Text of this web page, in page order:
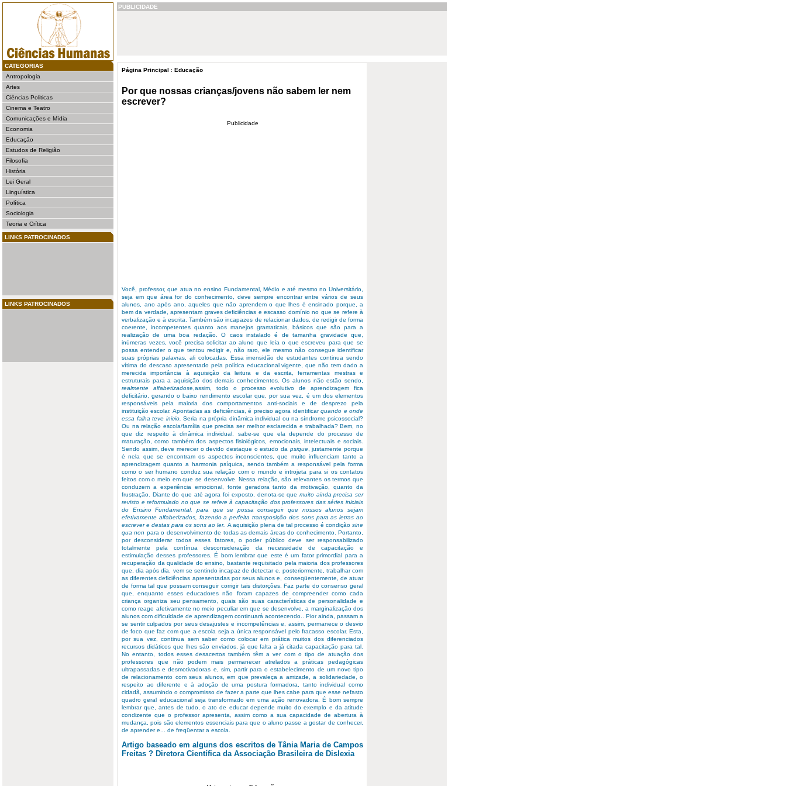
CATEGORIAS
Antropologia
Artes
Ciências Politicas
Cinema e Teatro
Comunicações e Mídia
Economia
Educação
Estudos de Religião
Filosofia
História
Lei Geral
Linguística
Política
Sociologia
Teoria e Crítica
LINKS PATROCINADOS
LINKS PATROCINADOS
PUBLICIDADE
Página Principal : Educação
Por que nossas crianças/jovens não sabem ler nem
escrever?
Publicidade
Você, professor, que atua no ensino Fundamental, Médio e até mesmo no Universitário,
seja em que área for do conhecimento, deve sempre encontrar entre vários de seus
alunos, ano após ano, aqueles que não aprendem o que lhes é ensinado porque, a
bem da verdade, apresentam graves deficiências e escasso domínio no que se refere à
verbalização e à escrita. Também são incapazes de relacionar dados, de redigir de forma
coerente, incompetentes quanto aos manejos gramaticais, básicos que são para a
realização de uma boa redação. O caos instalado é de tamanha gravidade que,
inúmeras vezes, você precisa solicitar ao aluno que leia o que escreveu para que se
possa entender o que tentou redigir e, não raro, ele mesmo não consegue identificar
suas próprias palavras, ali colocadas. Essa imensidão de estudantes continua sendo
vítima do descaso apresentado pela política educacional vigente, que não tem dado a
merecida importância à aquisição da leitura e da escrita, ferramentas mestras e
estruturais para a aquisição dos demais conhecimentos. Os alunos não estão sendo,
realmente alfabetizadose,assim, todo o processo evolutivo de aprendizagem fica
deficitário, gerando o baixo rendimento escolar que, por sua vez, é um dos elementos
responsáveis pela maioria dos comportamentos anti-sociais e de desprezo pela
instituição escolar. Apontadas as deficiências, é preciso agora identificarquando e onde
essa falha teve inicio. Seria na própria dinâmica individual ou na síndrome psicossocial?
Ou na relação escola/família que precisa ser melhor esclarecida e trabalhada? Bem, no
que diz respeito à dinâmica individual, sabe-se que ela depende do processo de
maturação, como também dos aspectos fisiológicos, emocionais, intelectuais e sociais.
Sendo assim, deve merecer o devido destaque o estudo da psique, justamente porque
é nela que se encontram os aspectos inconscientes, que muito influenciam tanto a
aprendizagem quanto a harmonia psíquica, sendo também a responsável pela forma
como o ser humano conduz sua relação com o mundo e introjeta para si os contatos
feitos com o meio em que se desenvolve. Nessa relação, são relevantes os termos que
conduzem a experiência emocional, fonte geradora tanto da motivação, quanto da
frustração. Diante do que até agora foi exposto, denota-se que muito ainda precisa ser
revisto e reformulado no que se refere à capacitação dos professores das séries iniciais
do Ensino Fundamental, para que se possa conseguir que nossos alunos sejam
efetivamente alfabetizados, fazendo a perfeita transposição dos sons para as letras ao
escrever e destas para os sons ao ler. A aquisição plena de tal processo é condição sine
qua non para o desenvolvimento de todas as demais áreas do conhecimento. Portanto,
por desconsiderar todos esses fatores, o poder público deve ser responsabilizado
totalmente pela contínua desconsideração da necessidade de capacitação e
estimulação desses professores. É bom lembrar que este é um fator primordial para a
recuperação da qualidade do ensino, bastante requisitado pela maioria dos professores
que, dia após dia, vem se sentindo incapaz de detectar e, posteriormente, trabalhar com
as diferentes deficiências apresentadas por seus alunos e, conseqüentemente, de atuar
de forma tal que possam conseguir corrigir tais distorções. Faz parte do consenso geral
que, enquanto esses educadores não foram capazes de compreender como cada
criança organiza seu pensamento, quais são suas características de personalidade e
como reage afetivamente no meio peculiar em que se desenvolve, a marginalização dos
alunos com dificuldade de aprendizagem continuará acontecendo.. Pior ainda, passam a
se sentir culpados por seus desajustes e incompetências e, assim, permanece o desvio
de foco que faz com que a escola seja a única responsável pelo fracasso escolar. Esta,
por sua vez, continua sem saber como colocar em prática muitos dos diferenciados
recursos didáticos que lhes são enviados, já que falta a já citada capacitação para tal.
No entanto, todos esses desacertos também têm a ver com o tipo de atuação dos
professores que não podem mais permanecer atrelados a práticas pedagógicas
ultrapassadas e desmotivadoras e, sim, partir para o estabelecimento de um novo tipo
de relacionamento com seus alunos, em que prevaleça a amizade, a solidariedade, o
respeito ao diferente e à adoção de uma postura formadora, tanto individual como
cidadã, assumindo o compromisso de fazer a parte que lhes cabe para que esse nefasto
quadro geral educacional seja transformado em uma ação renovadora. É bom sempre
lembrar que, antes de tudo, o ato de educar depende muito do exemplo e da atitude
condizente que o professor apresenta, assim como a sua capacidade de abertura à
mudança, pois são elementos essenciais para que o aluno passe a gostar de conhecer,
de aprender e... de freqüentar a escola.
Artigo baseado em alguns dos escritos de Tânia Maria de Campos
Freitas ? Diretora Científica da Associação Brasileira de Dislexia